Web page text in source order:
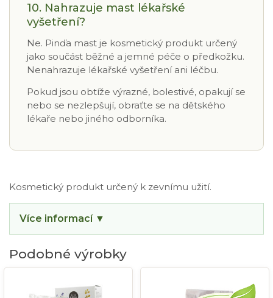
10. Nahrazuje mast lékařské
vyšetření?
Ne. Pinďa mast je kosmetický produkt určený
jako součást běžné a jemné péče o předkožku.
Nenahrazuje lékařské vyšetření ani léčbu.
Pokud jsou obtíže výrazné, bolestivé, opakují se
nebo se nezlepšují, obraťte se na dětského
lékaře nebo jiného odborníka.
Kosmetický produkt určený k zevnímu užití.
Více informací ▼
Podobné výrobky